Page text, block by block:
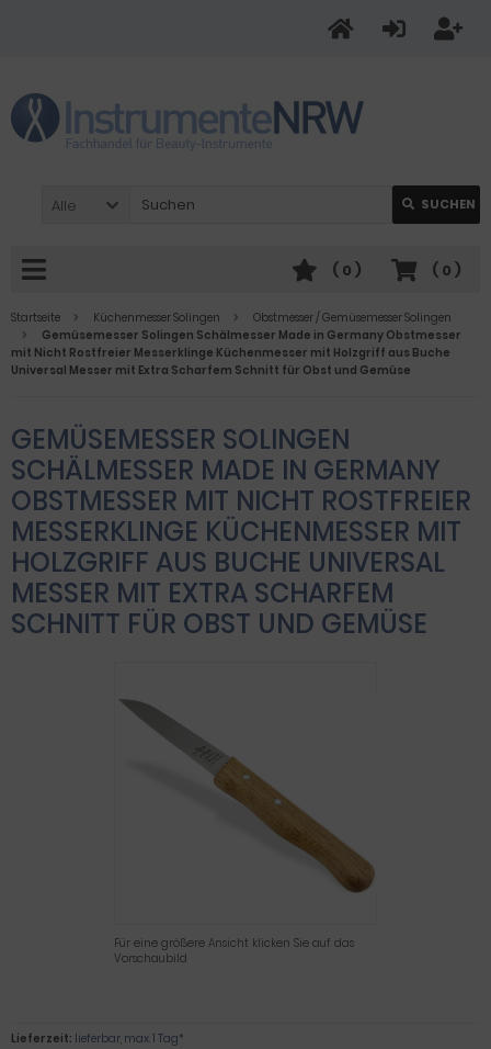
Alle SUCHEN
( 0 )
( 0 )
Startseite Küchenmesser Solingen
Obstmesser / Gemüsemesser Solingen
Gemüsemesser Solingen Schälmesser Made in Germany Obstmesser
mit Nicht Rostfreier Messerklinge Küchenmesser mit Holzgriff aus Buche
Universal Messer mit Extra Scharfem Schnitt für Obst und Gemüse
GEMÜSEMESSER SOLINGEN
SCHÄLMESSER MADE IN GERMANY
OBSTMESSER MIT NICHT ROSTFREIER
MESSERKLINGE KÜCHENMESSER MIT
HOLZGRIFF AUS BUCHE UNIVERSAL
MESSER MIT EXTRA SCHARFEM
SCHNITT FÜR OBST UND GEMÜSE
Für eine größere Ansicht klicken Sie auf das
Vorschaubild
Lieferzeit: lieferbar, max. 1 Tag*